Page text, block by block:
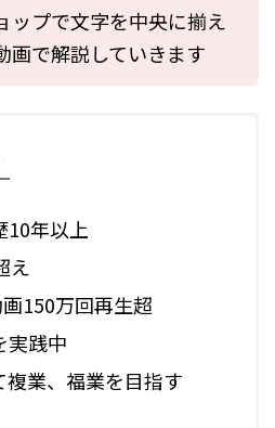
ップで文字を中央に揃え
画で解説していきます
10年以上
え
150万回再生超
実践中
業、福業を目指す